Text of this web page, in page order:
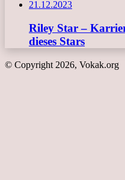
21.12.2023
Riley Star –
dieses Stars
© Copyright 2026, Vokak.org